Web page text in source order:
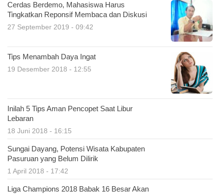
Cerdas Berdemo, Mahasiswa Harus
Tingkatkan Reponsif Membaca dan Diskusi
27 September 2019 - 09:42
Tips Menambah Daya Ingat
19 Desember 2018 - 12:55
Inilah 5 Tips Aman Pencopet Saat Libur
Lebaran
18 Juni 2018 - 16:15
Sungai Dayang, Potensi Wisata Kabupaten
Pasuruan yang Belum Dilirik
1 April 2018 - 17:42
Liga Champions 2018 Babak 16 Besar Akan